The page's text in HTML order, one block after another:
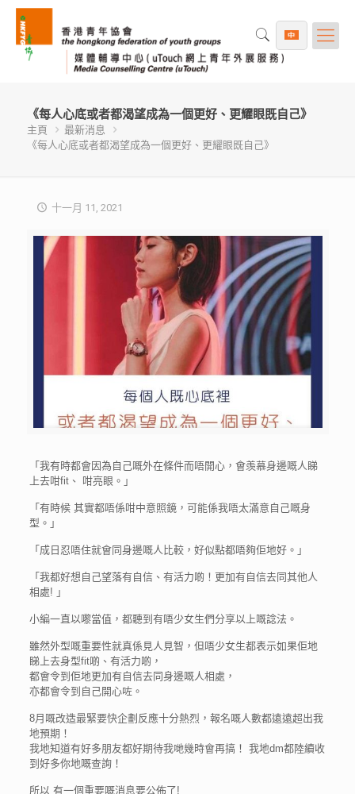
《每人心底或者都渴望成為一個更好、更耀眼既自己》
主頁
最新消息
《每人心底或者都渴望成為一個更好、更耀眼既自己》
十一月 11, 2021
「我有時都會因為自己嘅外在條件而唔開心，會羡慕身邊嘅人睇
上去咁fit、 咁亮眼。」
「有時候 其實都唔係咁中意照鏡，可能係我唔太滿意自己嘅身
型。」
「成日忍唔住就會同身邊嘅人比較，好似點都唔夠佢地好。」
「我都好想自己望落有自信、有活力啲！更加有自信去同其他人
相處! 」
小編一直以嚟當值，都聽到有唔少女生們分享以上嘅諗法。
雖然外型嘅重要性就真係見人見智，但唔少女生都表示如果佢地
睇上去身型fit啲、有活力啲，
都會令到佢地更加有自信去同身邊嘅人相處，
亦都會令到自己開心咗。
8月嘅改造最緊要快企劃反應十分熱烈，報名嘅人數都遠遠超出我
地預期！
我地知道有好多朋友都好期待我哋幾時會再搞！ 我地dm都陸續收
到好多你地嘅查詢！
所以 有一個重要嘅消息要公佈了!